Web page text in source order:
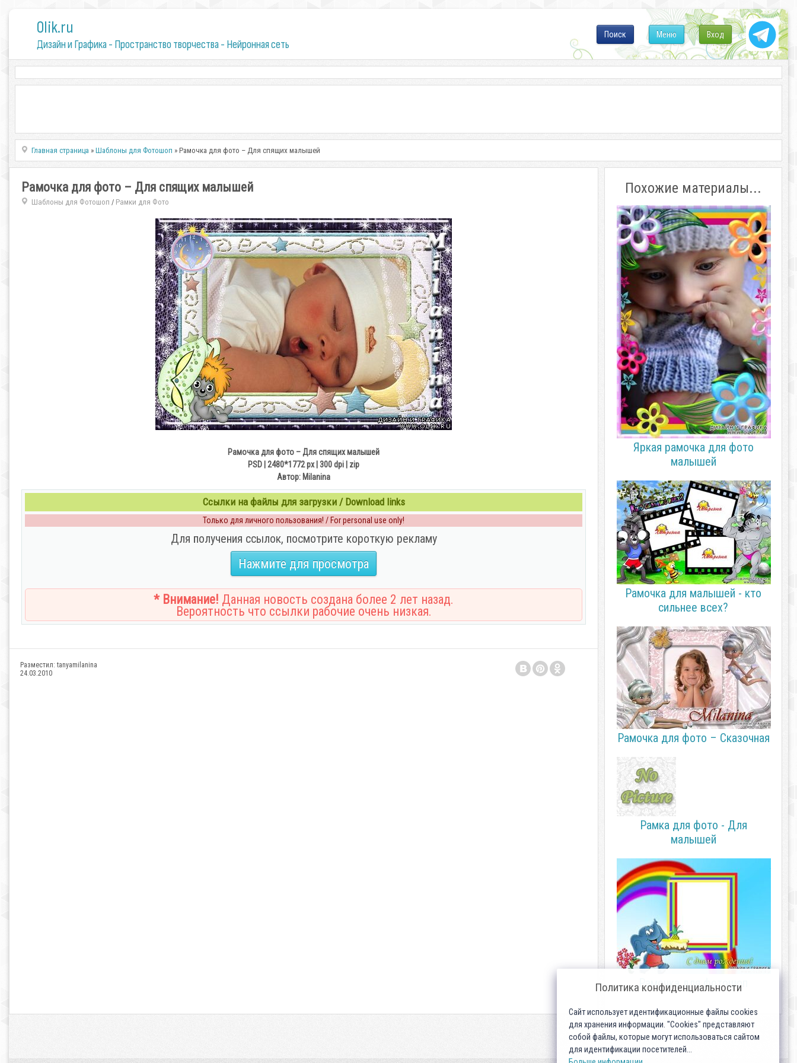
0lik.ru
Дизайн и Графика - Пространство творчества - Нейронная сеть
Вход
Меню
Поиск
Главная страница »Шаблоны для Фотошоп » Рамочка для фото – Для спящих малышей
Рамочка для фото – Для спящих малышей
Шаблоны для Фотошоп / Рамки для Фото
Рамочка для фото – Для спящих малышей
PSD | 2480*1772 px | 300 dpi | zip
Автор: Milanina
Ссылки на файлы для загрузки / Download links
Только для личного пользования! / For personal use only!
Для получения ссылок, посмотрите короткую рекламу
Нажмите для просмотра
* Внимание! Данная новость создана более 2 лет назад.
Вероятность что ссылки рабочие очень низкая.
Разместил: tanyamilanina
24.03.2010
Похожие материалы...
Яркая рамочка для фото
малышей
Рамочка для малышей - кто
сильнее всех?
Рамочка для фото – Сказочная
Рамка для фото - Для
малышей
Рамочка для фотошоп
Политика конфиденциальности
Сайт использует идентификационные файлы cookies
для хранения информации. "Cookies" представляют
собой файлы, которые могут использоваться сайтом
для идентификации посетителей...